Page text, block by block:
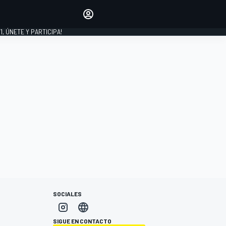
INICIAR SESIÓN
ÚNETE Y PARTICIPA!
SOCIALES
SIGUE EN CONTACTO